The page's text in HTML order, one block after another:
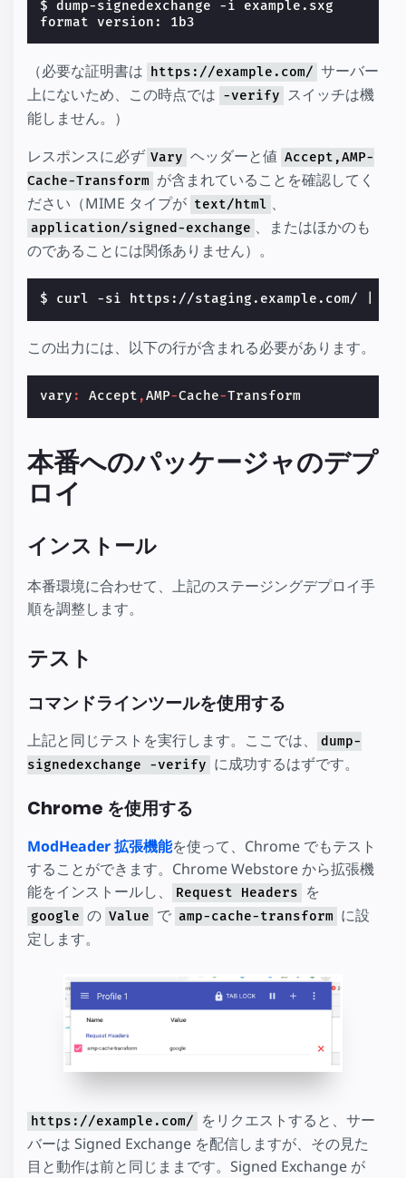
$ dump-signedexchange -i example.sxg
（必要な証明書は https://example.com/ サーバー
上にないため、この時点では -verify スイッチは機
能しません。）
レスポンスに必ず Vary ヘッダーと値 Accept,AMP-
Cache-Transform が含まれていることを確認してく
ださい（MIME タイプが text/html 、
application/signed-exchange 、またはほかのも
のであることには関係ありません）。
$ curl -si https://staging.example.com/
この出力には、以下の行が含まれる必要があります。
vary : Accept ,AMP-Cache-Transform
本番へのパッケージャのデプ
ロイ
インストール
本番環境に合わせて、上記のステージングデプロイ手
順を調整します。
テスト
コマンドラインツールを使用する
上記と同じテストを実行します。ここでは、
dump-
signedexchange -verify に成功するはずです。
Chrome を使用する
ModHeader 拡張機能を使って、Chrome でもテスト
することができます。Chrome Webstore から拡張機
能をインストールし、
Request Headers を
google の Value で amp-cache-transform に設
定します。
https://example.com/
をリクエストすると、サー
バーは Signed Exchange を配信しますが、その見た
目と動作は前と同じままです。Signed Exchange が